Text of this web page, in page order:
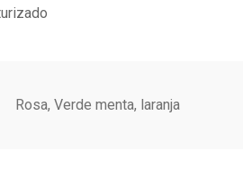
Rosa, Verde menta, laranja